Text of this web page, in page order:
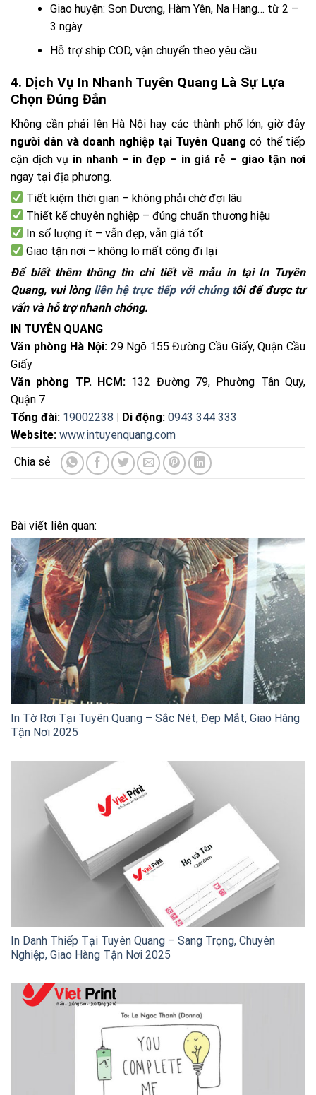
Giao huyện: Sơn Dương, Hàm Yên, Na Hang… từ 2 –
3 ngày
Hỗ trợ ship COD, vận chuyển theo yêu cầu
4. Dịch Vụ In Nhanh Tuyên Quang Là Sự Lựa
Chọn Đúng Đắn
Không cần phải lên Hà Nội hay các thành phố lớn, giờ đây
người dân và doanh nghiệp tại Tuyên Quang có thể tiếp
cận dịch vụ in nhanh – in đẹp – in giá rẻ – giao tận nơi
ngay tại địa phương.
Tiết kiệm thời gian – không phải chờ đợi lâu
Thiết kế chuyên nghiệp – đúng chuẩn thương hiệu
In số lượng ít – vẫn đẹp, vẫn giá tốt
Giao tận nơi – không lo mất công đi lại
Để biết thêm thông tin chi tiết về mẫu in tại In Tuyên
Quang, vui lòngliên hệ trực tiếp với chúng tôi để được tư
vấn và hỗ trợ nhanh chóng.
IN TUYÊN QUANG
Văn phòng Hà Nội: 29 Ngõ 155 Đường Cầu Giấy, Quận Cầu
Giấy
Văn phòng TP. HCM: 132 Đường 79, Phường Tân Quy,
Quận 7
Tổng đài: 19002238 | Di động: 0943 344 333
Website: www.intuyenquang.com
Bài viết liên quan:
In Tờ Rơi Tại Tuyên Quang – Sắc Nét, Đẹp Mắt, Giao Hàng
Tận Nơi 2025
In Danh Thiếp Tại Tuyên Quang – Sang Trọng, Chuyên
Nghiệp, Giao Hàng Tận Nơi 2025